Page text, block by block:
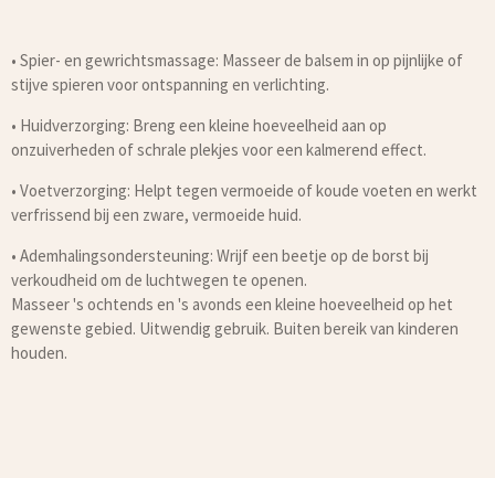
• Spier- en gewrichtsmassage: Masseer de balsem in op pijnlijke of
stijve spieren voor ontspanning en verlichting.
• Huidverzorging: Breng een kleine hoeveelheid aan op
onzuiverheden of schrale plekjes voor een kalmerend effect.
• Voetverzorging: Helpt tegen vermoeide of koude voeten en werkt
verfrissend bij een zware, vermoeide huid.
• Ademhalingsondersteuning: Wrijf een beetje op de borst bij
verkoudheid om de luchtwegen te openen.
Masseer 's ochtends en 's avonds een kleine hoeveelheid op het
gewenste gebied. Uitwendig gebruik. Buiten bereik van kinderen
houden.